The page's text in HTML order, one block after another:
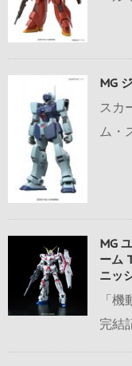
MG
スカ
ム・
MG
ーム
ニッ
「
完結